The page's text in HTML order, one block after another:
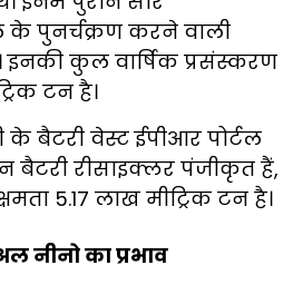
के पुनर्चक्रण करने वाली
इनकी कुल वार्षिक प्रसंस्करण
टन है।
के बैटरी वेस्ट ईपीआर पोर्टल
रीसाइक्लर पंजीकृत हैं,
5.17 लाख मीट्रिक टन है।
नीनो का प्रभाव